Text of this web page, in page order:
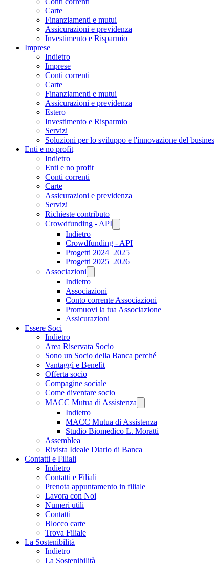
Carte
Finanziamenti e mutui
Assicurazioni e previdenza
Investimento e Risparmio
Imprese
Indietro
Imprese
Conti correnti
Carte
Finanziamenti e mutui
Assicurazioni e previdenza
Estero
Investimento e Risparmio
Servizi
Soluzioni per lo sviluppo e l'innovazione del
Enti e no profit
Indietro
Enti e no profit
Conti correnti
Carte
Assicurazioni e previdenza
Servizi
Richieste contributo
Crowdfunding - API
Indietro
Crowdfunding - API
Progetti 2024_2025
Progetti 2025_2026
Associazioni
Indietro
Associazioni
Conto corrente Associazioni
Promuovi la tua Associazione
Assicurazioni
Essere Soci
Indietro
Area Riservata Socio
Sono un Socio della Banca perché
Vantaggi e Benefit
Offerta socio
Compagine sociale
Come diventare socio
MACC Mutua di Assistenza
Indietro
MACC Mutua di Assistenza
Studio Biomedico L. Moratti
Assemblea
Rivista Ideale Diario di Banca
Contatti e Filiali
Indietro
Contatti e Filiali
Prenota appuntamento in filiale
Lavora con Noi
Numeri utili
Contatti
Blocco carte
Trova Filiale
La Sostenibilità
Indietro
La Sostenibilità